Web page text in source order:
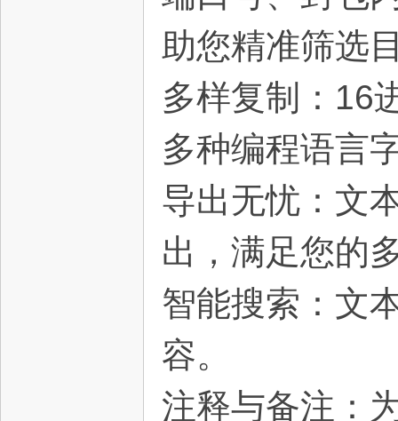
助您精准筛选
多样复制：16
多种编程语言
导出无忧：文
出，满足您的
智能搜索：文
容。
注释与备注：